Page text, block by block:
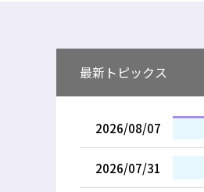
最新トピックス
2026/08/07
2026/07/31